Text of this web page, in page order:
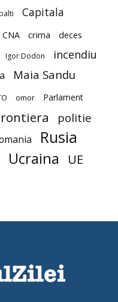
balti Capitala
CNA crima deces
Igor Dodon incendiu
Maia Sandu
omor Parlament
politie
Rusia
Ucraina UE